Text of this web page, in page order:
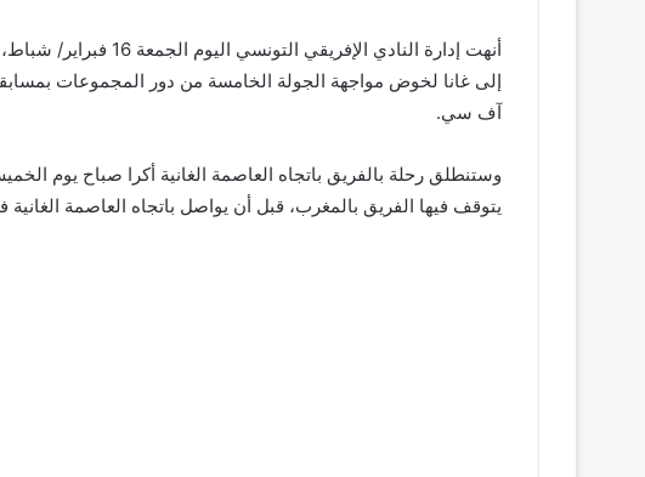
أنهت إدارة النادي
إلى غانا لخوض مواجهة الجولة الخامسة من دور المجموعات بمسابقة
آف سي.
يتوقف فيها الفريق بالمغرب، قبل أن يواصل باتجاه العاصمة الغانية